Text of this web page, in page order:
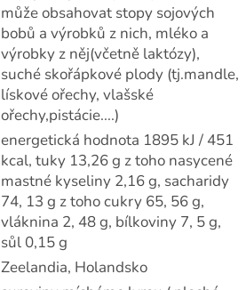
může obsahovat stopy sojových
bobů a výrobků z nich, mléko a
výrobky z něj(včetně laktózy),
suché skořápkové plody (tj.mandle,
lískové ořechy, vlašské
ořechy,pistácie....)
energetická hodnota 1895 kJ / 451
kcal, tuky 13,26 g z toho nasycené
mastné kyseliny 2,16 g, sacharidy
74, 13 g z toho cukry 65, 56 g,
vláknina 2, 48 g, bílkoviny 7, 5 g,
sůl 0,15 g
Zeelandia, Holandsko